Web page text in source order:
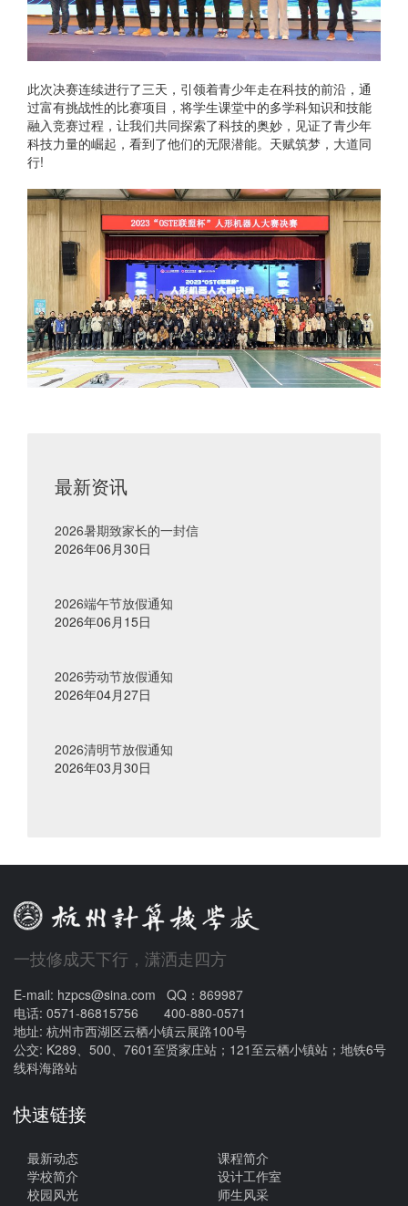
此次决赛连续进行了三天，引领着青少年走在科技的前沿，通
过富有挑战性的比赛项目，将学生课堂中的多学科知识和技能
融入竞赛过程，让我们共同探索了科技的奥妙，见证了青少年
科技力量的崛起，看到了他们的无限潜能。天赋筑梦，大道同
行!
最新资讯
2026暑期致家长的一封信
2026年06月30日
2026端午节放假通知
2026年06月15日
2026劳动节放假通知
2026年04月27日
2026清明节放假通知
2026年03月30日
一技修成天下行，潇洒走四方
E-mail: hzpcs@sina.com QQ：869987
电话: 0571-86815756 400-880-0571
地址: 杭州市西湖区云栖小镇云展路100号
公交: K289、500、7601至贤家庄站；121至云栖小镇站；地铁6号
线科海路站
快速链接
最新动态
学校简介
校园风光
课程简介
设计工作室
师生风采